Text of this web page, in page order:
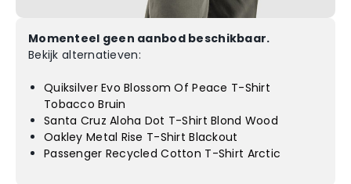
Momenteel geen aanbod beschikbaar.
Bekijk alternatieven:
Quiksilver Evo Blossom Of Peace T-Shirt
Tobacco Bruin
Santa Cruz Aloha Dot T-Shirt Blond Wood
Oakley Metal Rise T-Shirt Blackout
Passenger Recycled Cotton T-Shirt Arctic